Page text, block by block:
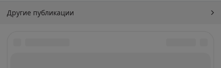
Другие публикации